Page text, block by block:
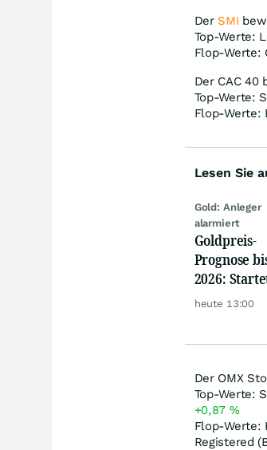
Der SMI
Top-Werte:
Flop-Werte:
Der CAC 40
Top-Werte:
Flop-Werte:
Lesen Sie
Gold: Anleger
alarmiert
Goldpreis-
Prognose
2026:
jetzt eine
heute 13:00
Der OMX
Top-Werte:
+0,87 %
Flop-Werte:
Registered